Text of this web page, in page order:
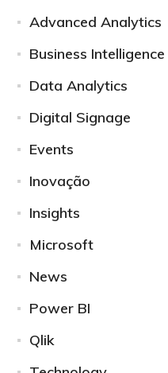
Advanced Analytics
Business Intelligence
Data Analytics
Digital Signage
Events
Inovação
Insights
Microsoft
News
Power BI
Qlik